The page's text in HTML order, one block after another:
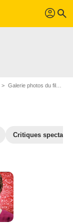
profil search
Galerie photos du film Body
Critiques